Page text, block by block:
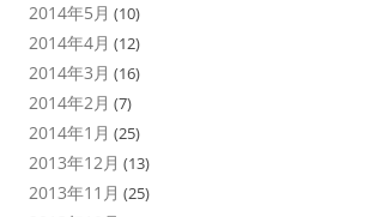
2014年5月 (10)
2014年4月 (12)
2014年3月 (16)
2014年2月 (7)
2014年1月 (25)
2013年12月 (13)
2013年11月 (25)